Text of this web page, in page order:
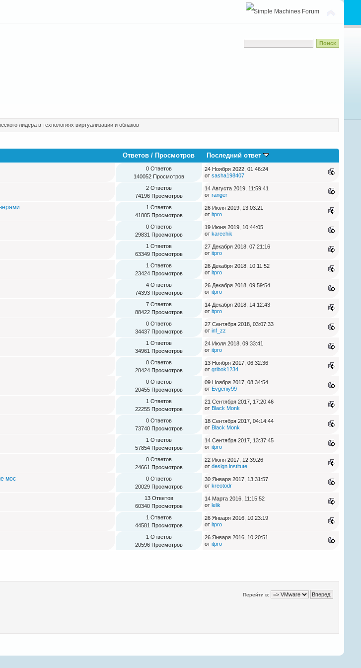
лидера в технологиях виртуализации и облаков
Ответов/ Просмотров Последний ответ
0 Ответов
140052 Просмотров
24 Ноября 2022, 01:46:24
от sasha198407
2 Ответов
74196 Просмотров
14 Августа 2019, 11:59:41
от ranger
1 Ответов
41805 Просмотров
26 Июля 2019, 13:03:21
от itpro
0 Ответов
29831 Просмотров
19 Июня 2019, 10:44:05
от karechik
1 Ответов
63349 Просмотров
27 Декабря 2018, 07:21:16
от itpro
1 Ответов
23424 Просмотров
26 Декабря 2018, 10:11:52
от itpro
4 Ответов
74393 Просмотров
26 Декабря 2018, 09:59:54
от itpro
7 Ответов
88422 Просмотров
14 Декабря 2018, 14:12:43
от itpro
0 Ответов
34437 Просмотров
27 Сентября 2018, 03:07:33
от inf_zz
1 Ответов
34961 Просмотров
24 Июля 2018, 09:33:41
от itpro
0 Ответов
28424 Просмотров
13 Ноября 2017, 06:32:36
от gribok1234
0 Ответов
20455 Просмотров
09 Ноября 2017, 08:34:54
от Evgeniy99
1 Ответов
22255 Просмотров
21 Сентября 2017, 17:20:46
от Black Monk
0 Ответов
73740 Просмотров
18 Сентября 2017, 04:14:44
от Black Monk
1 Ответов
57854 Просмотров
14 Сентября 2017, 13:37:45
от itpro
0 Ответов
24661 Просмотров
22 Июня 2017, 12:39:26
от design.institute
мос
0 Ответов
20029 Просмотров
30 Января 2017, 13:31:57
от kreotodr
13 Ответов
60340 Просмотров
14 Марта 2016, 11:15:52
от lelik
1 Ответов
44581 Просмотров
26 Января 2016, 10:23:19
от itpro
1 Ответов
20596 Просмотров
26 Января 2016, 10:20:51
от itpro
Перейти в: